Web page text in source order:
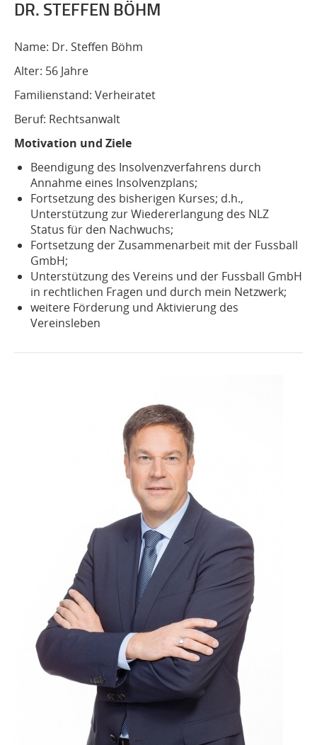
DR. STEFFEN BÖHM
Name: Dr. Steffen Böhm
Alter: 56 Jahre
Familienstand: Verheiratet
Beruf: Rechtsanwalt
Motivation und Ziele
Beendigung des Insolvenzverfahrens durch
Annahme eines Insolvenzplans;
Fortsetzung des bisherigen Kurses; d.h.,
Unterstützung zur Wiedererlangung des NLZ
Status für den Nachwuchs;
Fortsetzung der Zusammenarbeit mit der Fussball
GmbH;
Unterstützung des Vereins und der Fussball GmbH
in rechtlichen Fragen und durch mein Netzwerk;
weitere Förderung und Aktivierung des
Vereinsleben